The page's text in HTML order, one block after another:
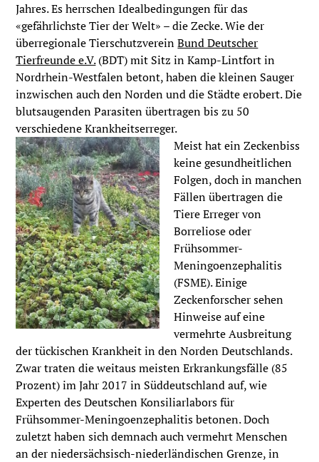
Jahres. Es herrschen Idealbedingungen für das
«gefährlichste Tier der Welt» – die Zecke. Wie der
überregionale TierschutzvereinBund Deutscher
Tierfreunde e.V.(BDT) mit Sitz in Kamp-Lintfort in
Nordrhein-Westfalen betont, haben die kleinen Sauger
inzwischen auch den Norden und die Städte erobert. Die
blutsaugenden Parasiten übertragen bis zu 50
verschiedene Krankheitserreger.
Meist hat ein Zeckenbiss
keine gesundheitlichen
Folgen, doch in manchen
Fällen übertragen die
Tiere Erreger von
Borreliose oder
Frühsommer-
Meningoenzephalitis
(FSME). Einige
Zeckenforscher sehen
Hinweise auf eine
vermehrte Ausbreitung
der tückischen Krankheit in den Norden Deutschlands.
Zwar traten die weitaus meisten Erkrankungsfälle (85
Prozent) im Jahr 2017 in Süddeutschland auf, wie
Experten des Deutschen Konsiliarlabors für
Frühsommer-Meningoenzephalitis betonen. Doch
zuletzt haben sich demnach auch vermehrt Menschen
an der niedersächsisch-niederländischen Grenze, in